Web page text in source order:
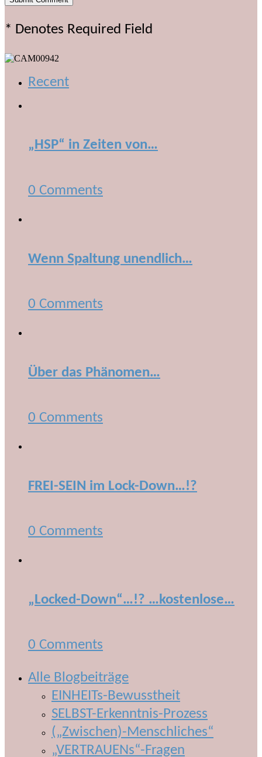
* Denotes Required Field
Recent
„HSP“ in Zeiten von…
0 Comments
Wenn Spaltung unendlich…
0 Comments
Über das Phänomen…
0 Comments
FREI-SEIN im Lock-Down…!?
0 Comments
„Locked-Down“…!? …kostenlose…
0 Comments
Alle Blogbeiträge
EINHEITs-Bewusstheit
SELBST-Erkenntnis-Prozess
(„Zwischen)-Menschliches“
„VERTRAUENs“-Fragen